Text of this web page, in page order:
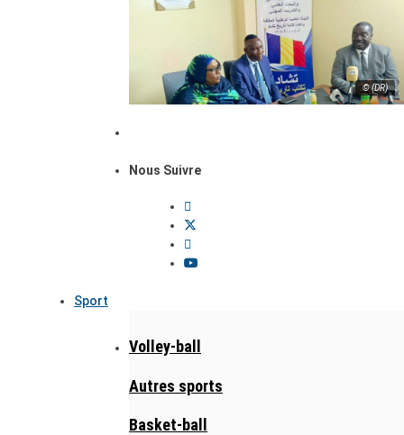
© (DR)
Nous Suivre
Sport
Volley-ball
Autres sports
Basket-ball